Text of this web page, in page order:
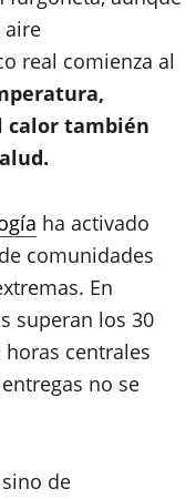
aire
real comienza al
calor también
ha activado
comunidades
En
superan los 30
centrales
no se
de